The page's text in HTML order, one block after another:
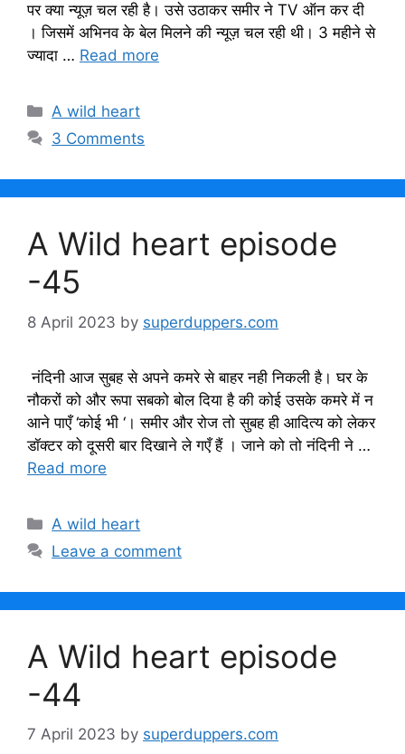
पर क्या न्यूज़ चल रही है। उसे उठाकर समीर ने TV ऑन कर दी
। जिसमें अभिनव के बेल मिलने की न्यूज़ चल रही थी। 3 महीने से
ज्यादा … Read more
Categories
A wild heart
3 Comments
A Wild heart episode
-45
8 April 2023 by superduppers.com
नंदिनी आज सुबह से अपने कमरे से बाहर नही निकली है। घर के
नौकरों को और रूपा सबको बोल दिया है की कोई उसके कमरे में न
आने पाएँ ‘कोई भी ‘। समीर और रोज तो सुबह ही आदित्य को लेकर
डॉक्टर को दूसरी बार दिखाने ले गएँ हैं । जाने को तो नंदिनी ने …
Read more
Categories
A wild heart
Leave a comment
A Wild heart episode
-44
7 April 2023 by superduppers.com